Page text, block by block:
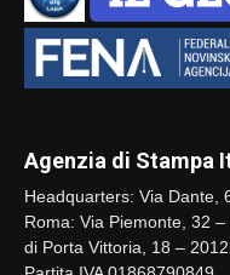
Agenzia di Stampa
Headquarters: Via Dante,
Roma: Via Piemonte, 32
di Porta Vittoria, 18 –